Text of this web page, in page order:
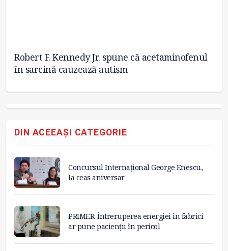
Robert F. Kennedy Jr. spune că acetaminofenul
în sarcină cauzează autism
DIN ACEEAȘI CATEGORIE
Concursul Internațional George Enescu,
la ceas aniversar
PRIMER: Întreruperea energiei în fabrici
ar pune pacienții în pericol